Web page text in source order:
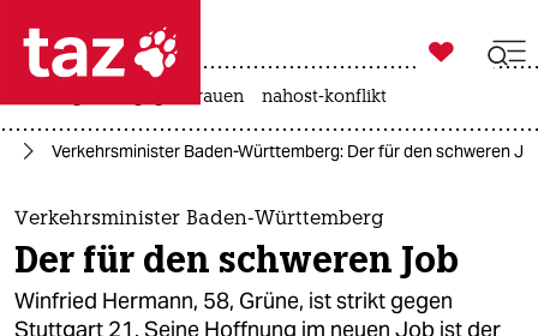
 taz zahl ich
taz zahl ich
themen
politik
öko

taz zahl ich
gewalt gegen frauen nahost-konflikt
Verkehrsminister Baden-Württemberg: Der für den schweren
Verkehrsminister Baden-Württemberg
Der für den schweren Job
Winfried Hermann, 58, Grüne, ist strikt gegen
Stuttgart 21. Seine Hoffnung im neuen Job ist der